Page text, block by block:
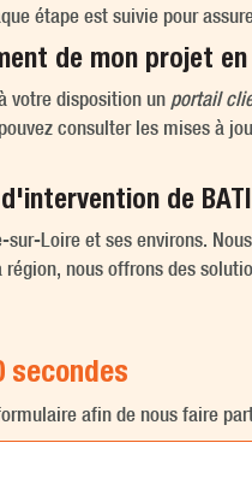
étape est suivie pour
de mon projet
à votre disposition un portail
consulter les mises à
de BATI
sur-Loire et ses environs.
nous offrons des
secondes
afin de nous faire